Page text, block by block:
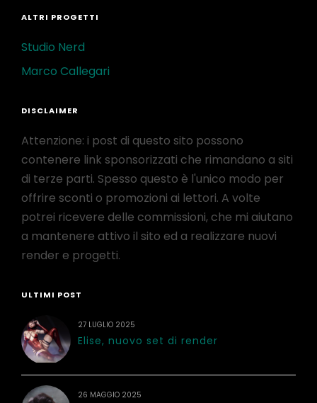
ALTRI PROGETTI
Studio Nerd
Marco Callegari
DISCLAIMER
Attenzione: i post di questo sito possono
contenere link sponsorizzati che rimandano a siti
di terze parti. Spesso questo è l'unico modo per
offrire sconti o promozioni ai lettori. A volte
potrei ricevere delle commissioni, che mi aiutano
a mantenere attivo il sito ed a realizzare nuovi
render e progetti.
ULTIMI POST
27 LUGLIO 2025
Elise, nuovo set di render
26 MAGGIO 2025